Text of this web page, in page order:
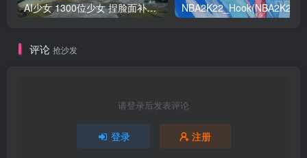
AI少女 1300位少女 捏脸面补数据整合包 总有一位是你想要的
评论 抢沙发
请登录后发表评论
登录 注册